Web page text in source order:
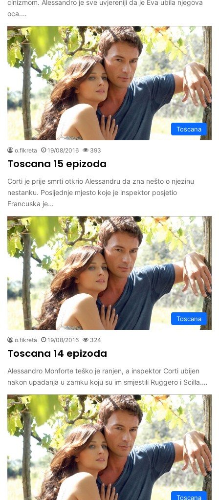
cinizmom. Alessandro je sve uvjereniji da je Eva ubila njegova
oca.…
Toscana
o.fikreta 19/08/2016 393
Toscana 15 epizoda
Corti je prije smrti otkrio Alessandru da zna nešto o njezinu
nestanku. Posljednje mjesto koje je inspektor posjetio
Francuska je…
Toscana
o.fikreta 19/08/2016 324
Toscana 14 epizoda
Alessandro Monforte teško je ranjen, a inspektor Corti ubijen
nakon upadanja u zamku koju su im smjestili Ruggero i Scilla.…
Toscana